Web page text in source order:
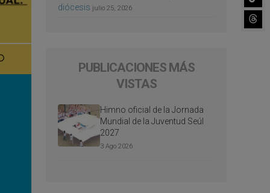
diócesis julio 25, 2026
PUBLICACIONES MÁS
VISTAS
Himno oficial de la Jornada
Mundial de la Juventud Seúl
2027
3 Ago 2026